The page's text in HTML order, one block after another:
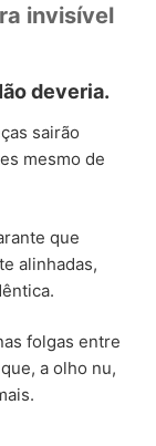
invisível
deveria.
sairão
mesmo de
que
alinhadas,
folgas entre
a olho nu,